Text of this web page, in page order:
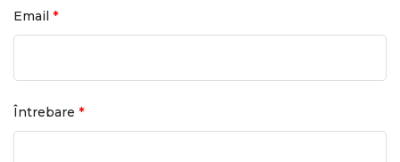
Email *
Întrebare *